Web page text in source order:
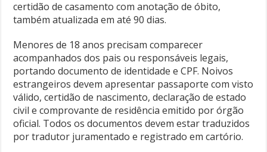
certidão de casamento com anotação de óbito,
também atualizada em até 90 dias.
Menores de 18 anos precisam comparecer
acompanhados dos pais ou responsáveis legais,
portando documento de identidade e CPF. Noivos
estrangeiros devem apresentar passaporte com visto
válido, certidão de nascimento, declaração de estado
civil e comprovante de residência emitido por órgão
oficial. Todos os documentos devem estar traduzidos
por tradutor juramentado e registrado em cartório.